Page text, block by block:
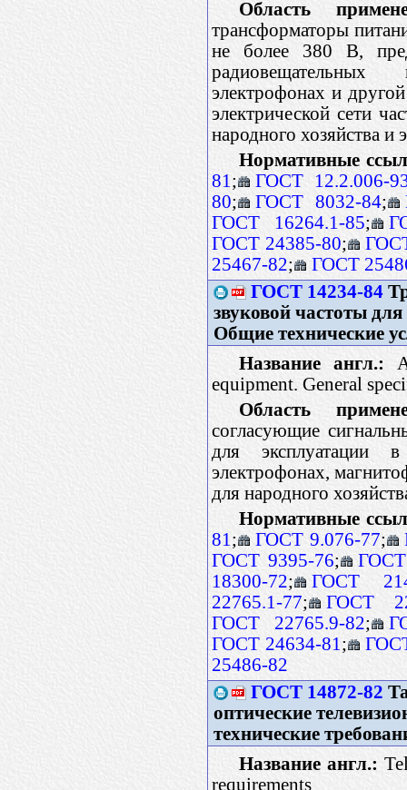
Область
трансформаторы
не более 380 В,
радиовещательных
электрофонах и
электрической сети
народного хозяйства и
Нормативные
81 ;
ГОСТ 12.2.006-
80; ГОСТ 8032-84;
ГОСТ 16264.1-85;
ГОСТ 24385-80;
25467-82;
ГОСТ
ГОСТ 14234-84
звуковой частоты
Общие технические
Название англ.:
equipment. General
Область
согласующие
для эксплуатации
электрофонах,
для народного
Нормативные
81 ; ГОСТ 9.076-77;
ГОСТ 9395-76;
ГОСТ
18300-72;
ГОСТ
22765.1-77;
ГОСТ
ГОСТ 22765.9-82;
ГОСТ 24634-81 ;
25486-82
ГОСТ 14872-82
оптические
технические
Название англ.:
requirements